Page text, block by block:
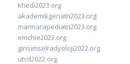
khedi2023.org
akademikgeriatri2023.org
marmarapediatri2023.org
emchie2023.org
girisimselradyoloji2022.org
utcd2022.org